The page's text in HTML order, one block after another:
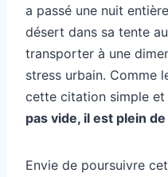
a passé une nuit
désert dans sa tente
transporter à une
stress urbain. Comme
cette citation simple et
pas vide, il est plein
Envie de poursuivre